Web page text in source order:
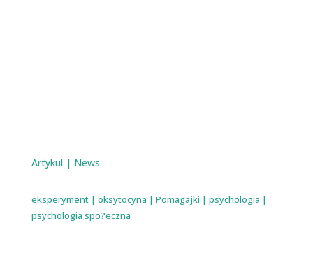
Artykul| News
eksperyment| oksytocyna | Pomagajki | psychologia |
psychologia spo?eczna